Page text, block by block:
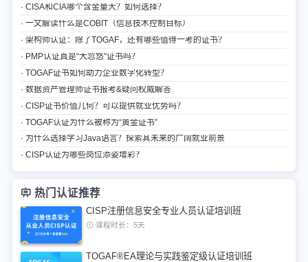
· CISA和CIA哪个含金量大？如何选择？
· 一文解读什么是COBIT（信息技术控制目标）
· 架构师认证：除了TOGAF，还有哪些值得一考的证书？
· PMP认证真是“大忽悠”证书吗？
· TOGAF证书如何助力企业数字化转型？
· 数据资产管理师证书报考&疑问权威解答
· CISP证书价值几何？可以提供就业优势吗？
· TOGAF认证为什么被称为“黄金证书”
· 为什么选择学习Java语言？探索其未来的广阔就业前景
· CISP认证为哪些岗位添姿增彩？
热门认证推荐
CISP注册信息安全专业人员认证培训班
课程时长：5天
TOGAF®EA理论与实践鉴定级认证培训班